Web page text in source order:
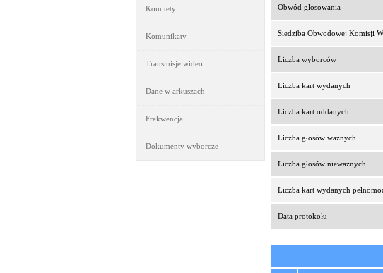
Komitety
Komunikaty
Transmisje wideo
Dane w arkuszach
Frekwencja
Dokumenty wyborcze
Obwód głosowania
Siedziba Obwodowej Komisji
Liczba wyborców
Liczba kart wydanych
Liczba kart oddanych
Liczba głosów ważnych
Liczba głosów nieważnych
Liczba kart wydanych
Data protokołu